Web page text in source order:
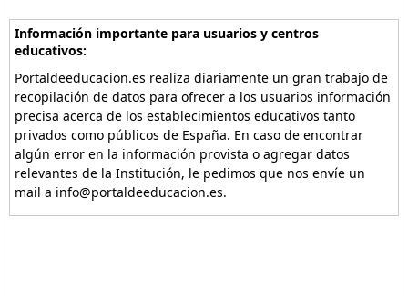
Información importante para usuarios y centros
educativos:
Portaldeeducacion.es realiza diariamente un gran trabajo de
recopilación de datos para ofrecer a los usuarios información
precisa acerca de los establecimientos educativos tanto
privados como públicos de España. En caso de encontrar
algún error en la información provista o agregar datos
relevantes de la Institución, le pedimos que nos envíe un
mail a info@portaldeeducacion.es.